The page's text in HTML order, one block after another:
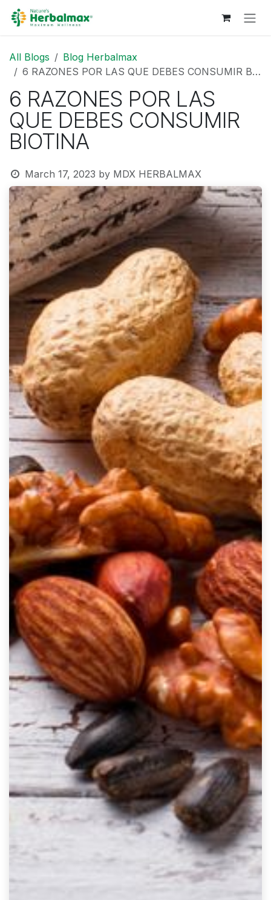
Skip to Content
All Blogs
Blog Herbalmax
6 RAZONES POR LAS QUE DEBES CONSUMIR BIOTINA
6 RAZONES POR LAS
QUE DEBES CONSUMIR
BIOTINA
March 17, 2023 by MDX HERBALMAX